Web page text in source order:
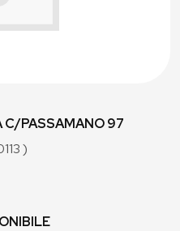
C/PASSAMANO 97
)